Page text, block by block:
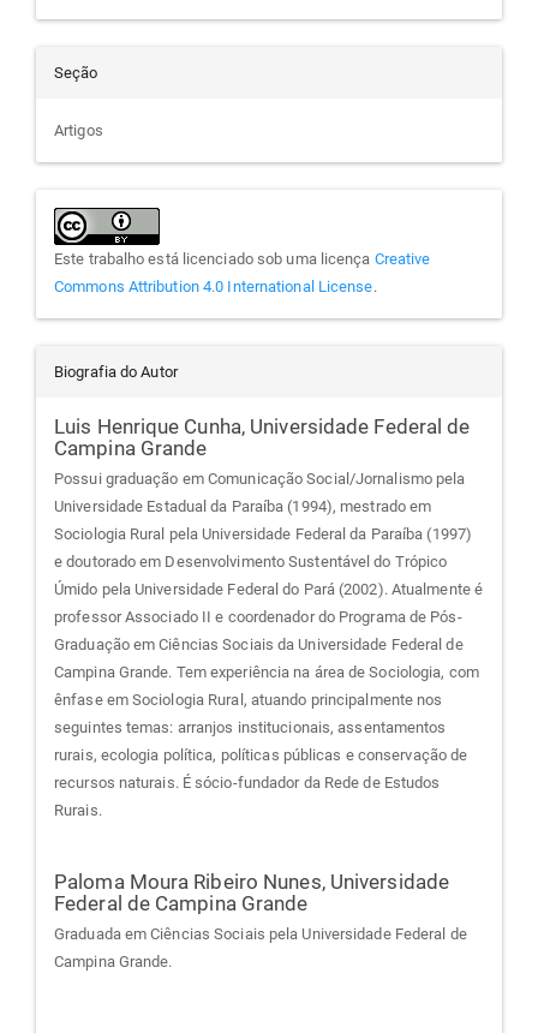
Seção
Artigos
Este trabalho está licenciado sob uma licença Creative
Commons Attribution 4.0 International License.
Biografia do Autor
Luis Henrique Cunha, Universidade Federal de
Campina Grande
Possui graduação em Comunicação Social/Jornalismo pela
Universidade Estadual da Paraíba (1994), mestrado em
Sociologia Rural pela Universidade Federal da Paraíba (1997)
e doutorado em Desenvolvimento Sustentável do Trópico
Úmido pela Universidade Federal do Pará (2002). Atualmente é
professor Associado II e coordenador do Programa de Pós-
Graduação em Ciências Sociais da Universidade Federal de
Campina Grande. Tem experiência na área de Sociologia, com
ênfase em Sociologia Rural, atuando principalmente nos
seguintes temas: arranjos institucionais, assentamentos
rurais, ecologia política, políticas públicas e conservação de
recursos naturais. É sócio-fundador da Rede de Estudos
Rurais.
Paloma Moura Ribeiro Nunes, Universidade
Federal de Campina Grande
Graduada em Ciências Sociais pela Universidade Federal de
Campina Grande.